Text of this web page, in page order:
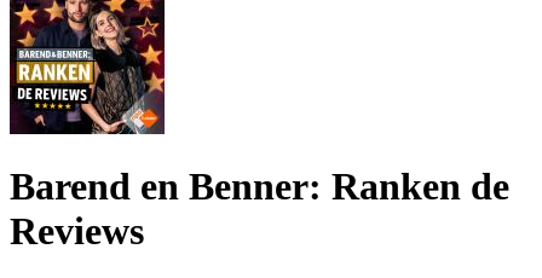
Barend en Benner: Ranken de
Reviews